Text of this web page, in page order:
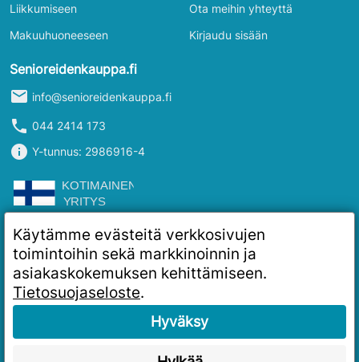
Liikkumiseen
Makuuhuoneeseen
Ota meihin yhteyttä
Kirjaudu sisään
Senioreidenkauppa.fi
mail info@senioreidenkauppa.fi
phone 044 2414 173
info Y-tunnus: 2986916-4
Käytämme evästeitä verkkosivujen
toimintoihin sekä markkinoinnin ja
asiakaskokemuksen kehittämiseen.
Tietosuojaseloste.
Hyväksy